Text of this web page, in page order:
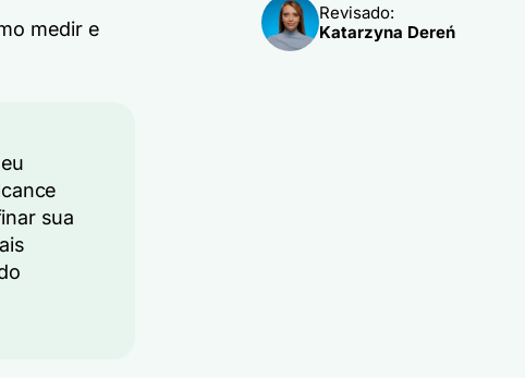
medir e
sua
Revisado:
Katarzyna Dereń